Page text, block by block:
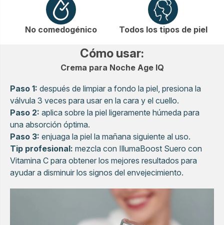
No comedogénico Todos los tipos de piel
Cómo usar:
Crema para Noche Age IQ
Paso 1: después de limpiar a fondo la piel, presiona la
válvula 3 veces para usar en la cara y el cuello.
Paso 2: aplica sobre la piel ligeramente húmeda para
una absorción óptima.
Paso 3: enjuaga la piel la mañana siguiente al uso.
Tip profesional: mezcla con IllumaBoost Suero con
Vitamina C para obtener los mejores resultados para
ayudar a disminuir los signos del envejecimiento.